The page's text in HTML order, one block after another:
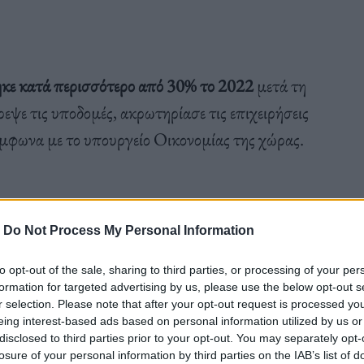
Do Not Process My Personal Information
opt-out of the sale, sharing to third parties, or processing of your
for targeted advertising by us, please use the below opt-out
selection. Please note that after your opt-out request is processed
interest-based ads based on personal information utilized by us
to third parties prior to your opt-out. You may separately
of your personal information by third parties on the IAB’s list of
κατά περισσότερο από 30% το 2022μετά τη
τις υποδομές, ακρωτηρίασε τις επιχειρήσεις
με το υπουργείο Οικονομίας της χώρας.
υπέστη τις μεγαλύτερες απώλειες και
η υπουργός Οικονομίας Γιούλια Σβιριντένκο.
προϊόντος κατά 30,4% είναι πολύ